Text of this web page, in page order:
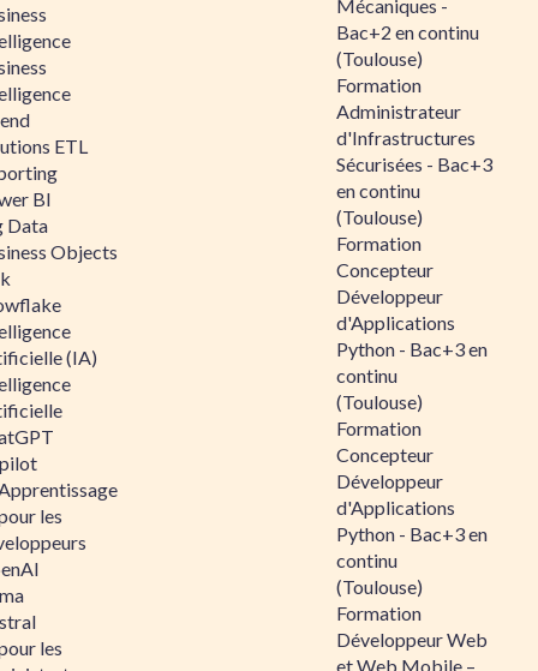
ETL
BI
Data
Objects
(IA)
les
les
Mécaniques -
Bac+2 en continu
(Toulouse)
Formation
Administrateur
d'Infrastructures
Sécurisées - Bac+3
en continu
(Toulouse)
Formation
Concepteur
Développeur
d'Applications
Python - Bac+3 en
continu
(Toulouse)
Formation
Concepteur
Développeur
d'Applications
Python - Bac+3 en
continu
(Toulouse)
Formation
Développeur Web
et Web Mobile –